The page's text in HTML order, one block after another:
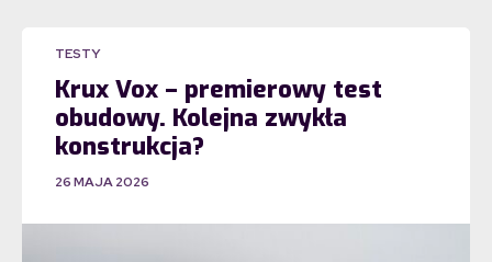
TESTY
Krux Vox – premierowy test
obudowy. Kolejna zwykła
konstrukcja?
26 MAJA 2026